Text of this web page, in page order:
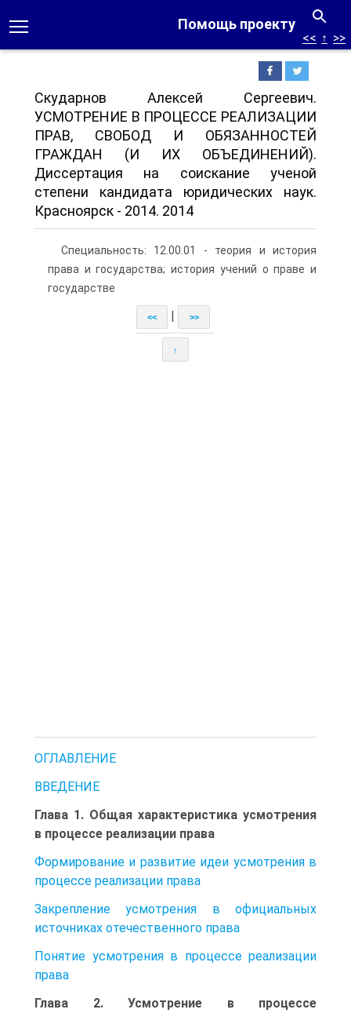
Помощь проекту
<< ↑ >>
Скударнов Алексей Сергеевич.
УСМОТРЕНИЕ В ПРОЦЕССЕ РЕАЛИЗАЦИИ
ПРАВ, СВОБОД И ОБЯЗАННОСТЕЙ
ГРАЖДАН (И ИХ ОБЪЕДИНЕНИЙ).
Диссертация на соискание ученой
степени кандидата юридических наук.
Красноярск - 2014. 2014
Специальность: 12.00.01 - теория и история
права и государства; история учений о праве и
государстве
<< >>
↑
ОГЛАВЛЕНИЕ
ВВЕДЕНИЕ
Глава 1. Общая характеристика усмотрения
в процессе реализации права
Формирование и развитие идеи усмотрения в
процессе реализации права
Закрепление усмотрения в официальных
источниках отечественного права
Понятие усмотрения в процессе реализации
права
Глава 2. Усмотрение в процессе